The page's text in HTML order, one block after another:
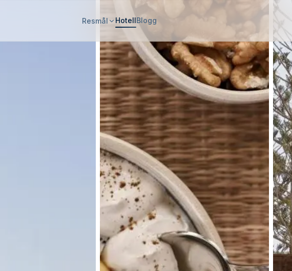
Resmål HotellBlogg